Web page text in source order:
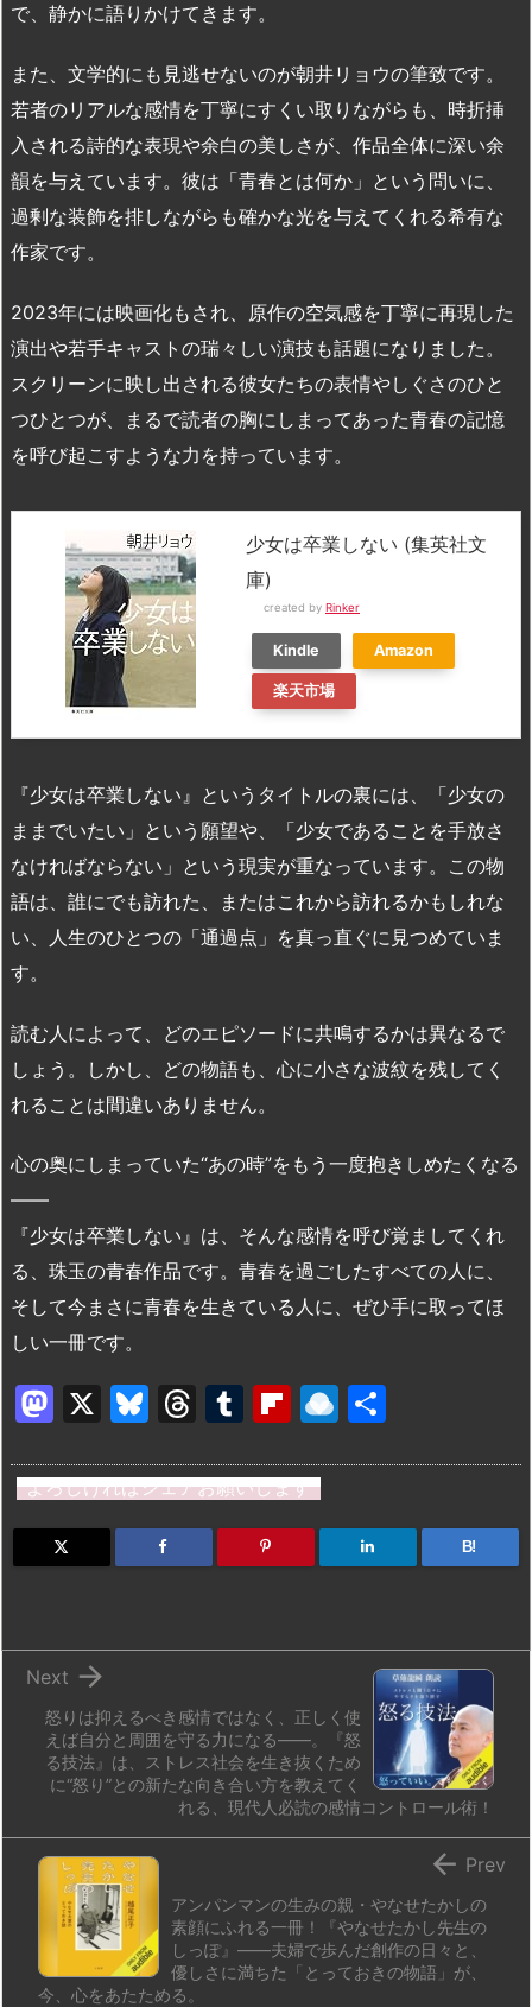
で、静かに語りかけてきます。
また、文学的にも見逃せないのが朝井リョウの筆致です。
若者のリアルな感情を丁寧にすくい取りながらも、時折挿
入される詩的な表現や余白の美しさが、作品全体に深い余
韻を与えています。彼は「青春とは何か」という問いに、
過剰な装飾を排しながらも確かな光を与えてくれる希有な
作家です。
2023年には映画化もされ、原作の空気感を丁寧に再現した
演出や若手キャストの瑞々しい演技も話題になりました。
スクリーンに映し出される彼女たちの表情やしぐさのひと
つひとつが、まるで読者の胸にしまってあった青春の記憶
を呼び起こすような力を持っています。
少女は卒業しない (集英社文
庫)
created by Rinker
Kindle Amazon
楽天市場
『少女は卒業しない』というタイトルの裏には、「少女の
ままでいたい」という願望や、「少女であることを手放さ
なければならない」という現実が重なっています。この物
語は、誰にでも訪れた、またはこれから訪れるかもしれな
い、人生のひとつの「通過点」を真っ直ぐに見つめていま
す。
読む人によって、どのエピソードに共鳴するかは異なるで
しょう。しかし、どの物語も、心に小さな波紋を残してく
れることは間違いありません。
心の奥にしまっていた“あの時”をもう一度抱きしめたくなる
――
『少女は卒業しない』は、そんな感情を呼び覚ましてくれ
る、珠玉の青春作品です。青春を過ごしたすべての人に、
そして今まさに青春を生きている人に、ぜひ手に取ってほ
しい一冊です。
M
st
o
d
X
Bl
e
s
k
T
e
a
d
T
m
bl
r
Fl
b
o
ar
R
n
dr
o
よろしければシェアお願いします
B!
怒りは抑えるべき感情ではなく、正しく使
えば自分と周囲を守る力になる――。『怒
る技法』は、ストレス社会を生き抜くため
に“怒り”との新たな向き合い方を教えてく
れる、現代人必読の感情コントロール術！

Next
アンパンマンの生みの親・やなせたかしの
素顔にふれる一冊！『やなせたかし先生の
しっぽ』――夫婦で歩んだ創作の日々と、
優しさに満ちた「とっておきの物語」が、
今、心をあたためる。
 Prev